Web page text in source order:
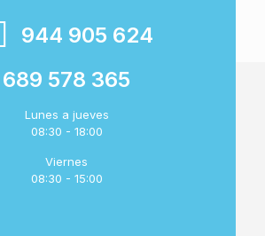
944 905 624
689 578 365
Lunes a jueves
08:30 - 18:00
Viernes
08:30 - 15:00